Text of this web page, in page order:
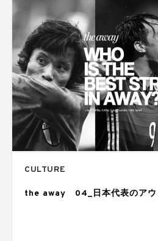
CULTURE
the away 04_日本代表のアウ